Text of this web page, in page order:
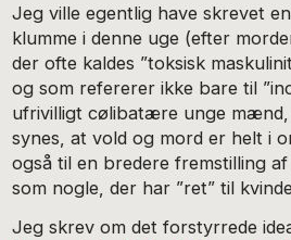
Jeg ville egentlig have skrevet
klumme i denne uge (efter
der ofte kaldes ”toksisk
og som refererer ikke bare til
ufrivilligt cølibatære unge mænd,
synes, at vold og mord er helt i
også til en bredere fremstilling
som nogle, der har ”ret” til
Jeg skrev om det forstyrrede